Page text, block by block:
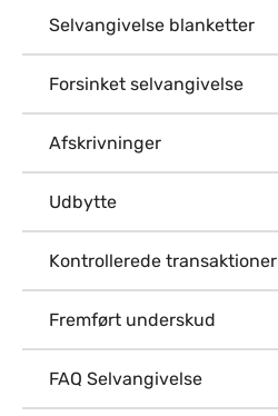
Selvangivelse blanketter
Forsinket selvangivelse
Afskrivninger
Udbytte
Kontrollerede transaktioner
Fremført underskud
FAQ Selvangivelse